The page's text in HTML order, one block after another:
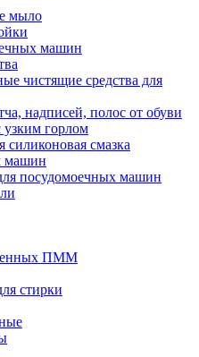
мыло
машин
чистящие средства для
надписей, полос от обуви
узким горлом
силиконовая смазка
машин
посудомоечных машин
ПММ
стирки